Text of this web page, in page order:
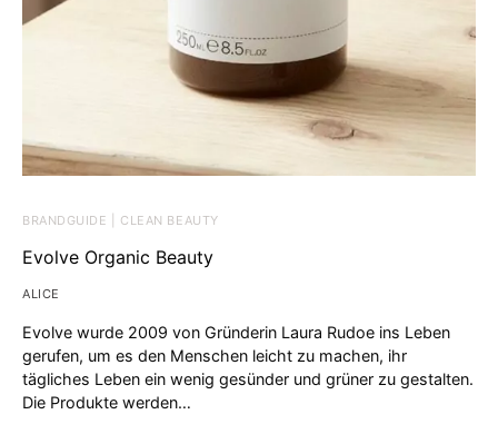
BRANDGUIDE | CLEAN BEAUTY
Evolve Organic Beauty
ALICE
Evolve wurde 2009 von Gründerin Laura Rudoe ins Leben
gerufen, um es den Menschen leicht zu machen, ihr
tägliches Leben ein wenig gesünder und grüner zu gestalten.
Die Produkte werden…